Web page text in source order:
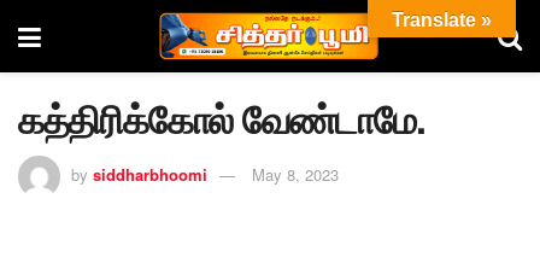
கத்திரிக்கோல் வேண்டாமே.
by siddharbhoomi May 8, 2023
Translate »